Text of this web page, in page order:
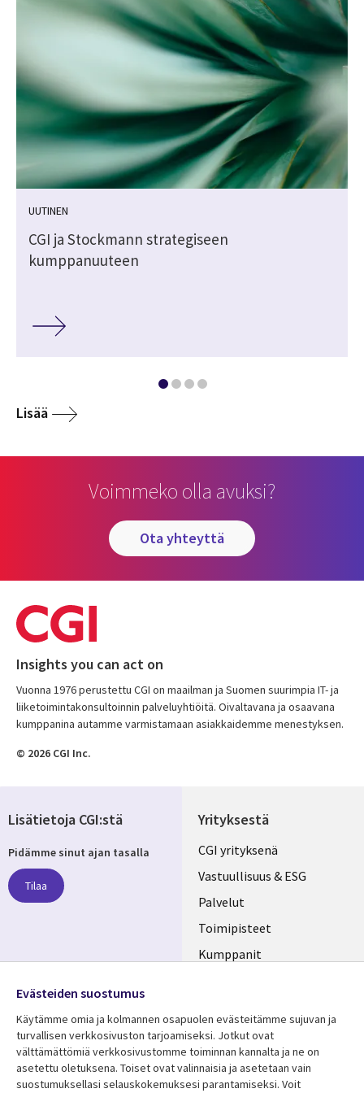
UUTINEN
CGI ja Stockmann strategiseen
kumppanuuteen
Lisää
Voimmeko olla avuksi?
ota yhteyttä
Insights you can act on
Vuonna 1976 perustettu CGI on maailman ja Suomen suurimpia IT- ja
liiketoimintakonsultoinnin palveluyhtiöitä. Oivaltavana ja osaavana
kumppanina autamme varmistamaan asiakkaidemme menestyksen.
© 2026 CGI Inc.
Yrityksestä
Useful
links
FINLAND
CGI yrityksenä
Vastuullisuus & ESG
Palvelut
Toimipisteet
Kumppanit
Resurssikeskus Lisätietoa
Lisätietoja CGI:stä
Pidämme sinut ajan tasalla
Tilaa
Media
FINLAND
Evästeiden suostumus
Käytämme omia ja kolmannen osapuolen evästeitämme sujuvan ja
turvallisen verkkosivuston tarjoamiseksi. Jotkut ovat
välttämättömiä verkkosivustomme toiminnan kannalta ja ne on
asetettu oletuksena. Toiset ovat valinnaisia ​​ja asetetaan vain
suostumuksellasi selauskokemuksesi parantamiseksi. Voit